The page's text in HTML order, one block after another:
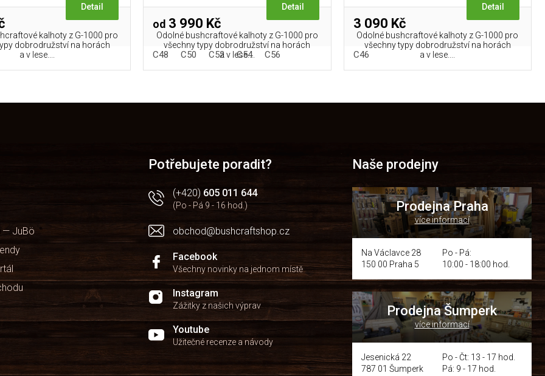
Detail
kalhoty z G-1000 pro
dobrodružství na horách
a v lese....
od 3 990 Kč
Detail
Odolné bushcraftové kalhoty z G-1000 pro
všechny typy dobrodružství na horách
a v lese....
C48 C50 C52 C54 C56
3 090 Kč
Detail
Odolné bushcraftové kalhoty z G-1000 pro
všechny typy dobrodružství na horách
a v lese....
C46
O
a
í
p
r
k
y
ý
p
s
u
— JuBö
Potřebujete poradit?
(+420) 605 011 644
(Po - Pá 9 - 16 hod.)
obchod@bushcraftshop.cz
Facebook
Všechny novinky na jednom místě
Instagram
Zážitky z našich výprav
Youtube
Užitečné recenze a návody
Naše prodejny
Prodejna Praha
více informací
Na Václavce 28
150 00 Praha 5
Po - Pá:
10:00 - 18:00 hod.
Prodejna Šumperk
více informací
Jesenická 22
787 01 Šumperk
Po - Čt: 13 - 17 hod.
Pá: 9 - 17 hod.